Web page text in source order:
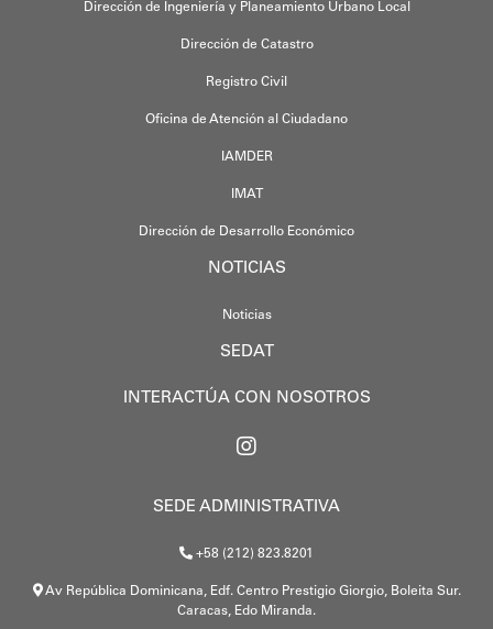
Dirección de Ingeniería y Planeamiento Urbano Local
Dirección de Catastro
Registro Civil
Oficina de Atención al Ciudadano
IAMDER
IMAT
Dirección de Desarrollo Económico
NOTICIAS
Noticias
SEDAT
INTERACTÚA CON NOSOTROS
SEDE ADMINISTRATIVA
+58 (212) 823.8201
Av República Dominicana, Edf. Centro Prestigio Giorgio, Boleita Sur.
Caracas, Edo Miranda.